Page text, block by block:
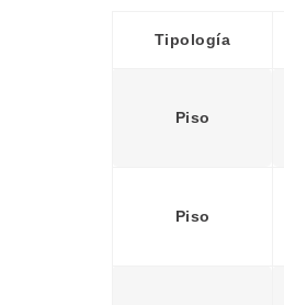
Tipología
Piso
Piso